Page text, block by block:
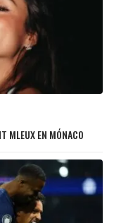
MLEUX EN MÓNACO